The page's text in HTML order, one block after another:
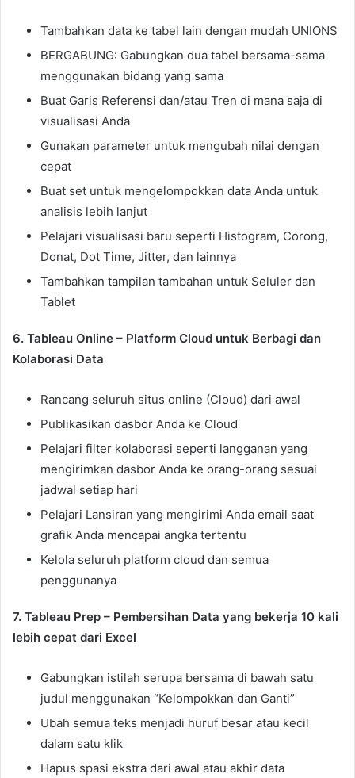
Tambahkan data ke tabel lain dengan mudah UNIONS
BERGABUNG: Gabungkan dua tabel bersama-sama
menggunakan bidang yang sama
Buat Garis Referensi dan/atau Tren di mana saja di
visualisasi Anda
Gunakan parameter untuk mengubah nilai dengan
cepat
Buat set untuk mengelompokkan data Anda untuk
analisis lebih lanjut
Pelajari visualisasi baru seperti Histogram, Corong,
Donat, Dot Time, Jitter, dan lainnya
Tambahkan tampilan tambahan untuk Seluler dan
Tablet
6. Tableau Online – Platform Cloud untuk Berbagi dan
Kolaborasi Data
Rancang seluruh situs online (Cloud) dari awal
Publikasikan dasbor Anda ke Cloud
Pelajari filter kolaborasi seperti langganan yang
mengirimkan dasbor Anda ke orang-orang sesuai
jadwal setiap hari
Pelajari Lansiran yang mengirimi Anda email saat
grafik Anda mencapai angka tertentu
Kelola seluruh platform cloud dan semua
penggunanya
7. Tableau Prep – Pembersihan Data yang bekerja 10 kali
lebih cepat dari Excel
Gabungkan istilah serupa bersama di bawah satu
judul menggunakan “Kelompokkan dan Ganti”
Ubah semua teks menjadi huruf besar atau kecil
dalam satu klik
Hapus spasi ekstra dari awal atau akhir data